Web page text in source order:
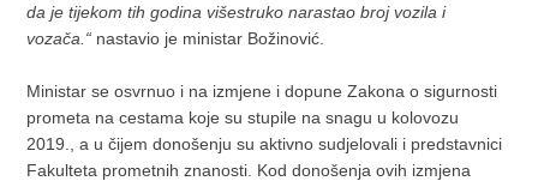
da je tijekom tih godina višestruko narastao broj vozila i
vozača.“ nastavio je ministar Božinović.
Ministar se osvrnuo i na izmjene i dopune Zakona o sigurnosti
prometa na cestama koje su stupile na snagu u kolovozu
2019., a u čijem donošenju su aktivno sudjelovali i predstavnici
Fakulteta prometnih znanosti. Kod donošenja ovih izmjena